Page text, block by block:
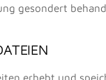
gesondert
erhebt und